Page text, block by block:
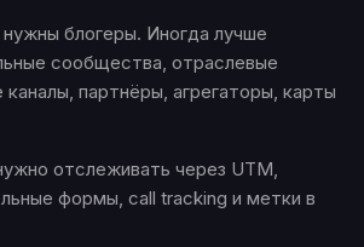
блогеры. Иногда лучше
сообщества, отраслевые
партнёры, агрегаторы, карты
отслеживать через UTM,
формы, call tracking и метки в